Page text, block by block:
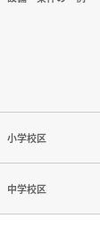
小学校区
中学校区